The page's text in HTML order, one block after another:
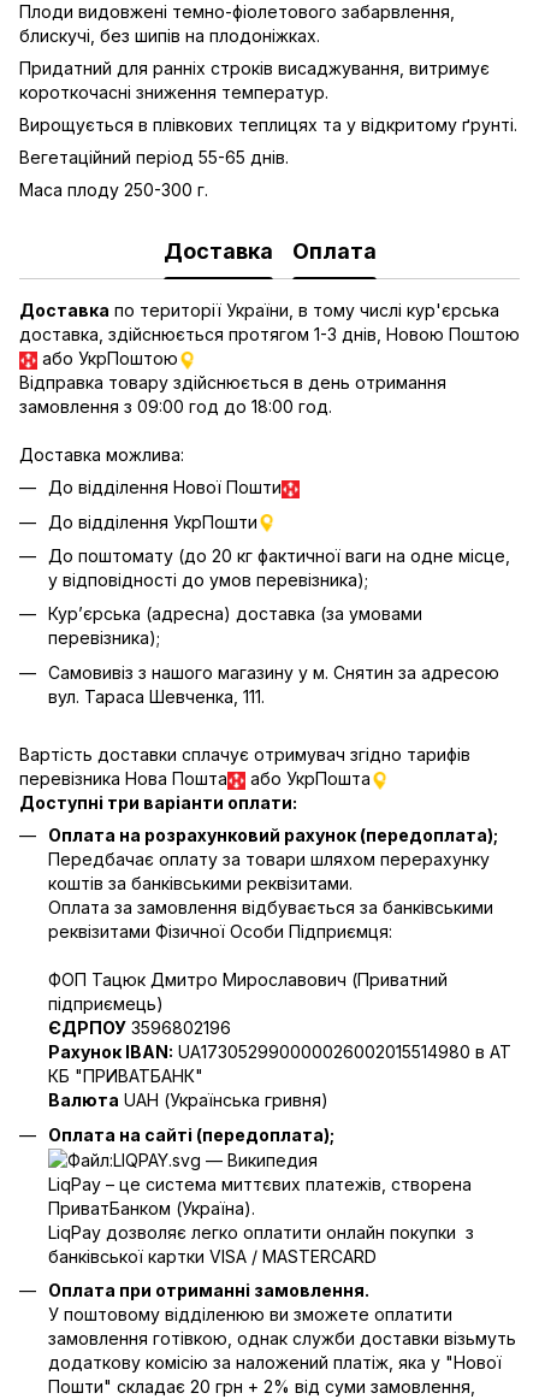
Плоди видовжені темно-фіолетового забарвлення,
блискучі, без шипів на плодоніжках.
Придатний для ранніх строків висаджування, витримує
короткочасні зниження температур.
Вирощується в плівкових теплицях та у відкритому ґрунті.
Вегетаційний період 55-65 днів.
Маса плоду 250-300 г.
Доставка Оплата
Доставка по території України, в тому числі кур'єрська
доставка, здійснюється протягом 1-3 днів, Новою Поштою
або УкрПоштою
Відправка товару здійснюється в день отримання
замовлення з 09:00 год до 18:00 год.
Доставка можлива:
До відділення Нової Пошти
До відділення УкрПошти
До поштомату (до 20 кг фактичної ваги на одне місце,
у відповідності до умов перевізника);
Кур’єрська (адресна) доставка (за умовами
перевізника);
Самовивіз з нашого магазину у м. Снятин за адресою
вул. Тараса Шевченка, 111.
Вартість доставки сплачує отримувач згідно тарифів
перевізника Нова Пошта
або УкрПошта
Доступні три варіанти оплати:
Оплата на розрахунковий рахунок (передоплата);
Передбачає оплату за товари шляхом перерахунку
коштів за банківськими реквізитами.
Оплата за замовлення відбувається за банківськими
реквізитами Фізичної Особи Підприємця:
ФОП Тацюк Дмитро Мирославович (Приватний
пiдприємець)
ЄДРПОУ 3596802196
Рахунок IBAN: UA173052990000026002015514980 в АТ
КБ "ПРИВАТБАНК"
Валюта UAH (Українська гривня)
Оплата на сайті (передоплата);
LiqPay – це система миттєвих платежів, створена
ПриватБанком (Україна).
LiqPay дозволяє легко оплатити онлайн покупки з
банківської картки VISA / MASTERCARD
Оплата при отриманні замовлення.
У поштовому відділенюю ви зможете оплатити
замовлення готівкою, однак служби доставки візьмуть
додаткову комісію за наложений платіж, яка у "Нової
Пошти" складає 20 грн + 2% від суми замовлення,